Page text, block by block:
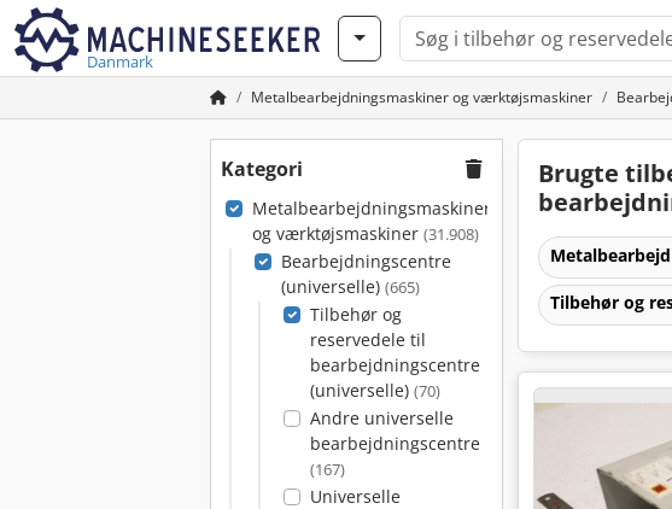
Danmark
Metalbearbejdningsmaskiner og værktøjsmaskiner
Kategori
Metalbearbejdningsmaskiner
og værktøjsmaskiner (31.908)
Bearbejdningscentre
(universelle) (665)
Tilbehør og
reservedele til
bearbejdningscentre
(universelle) (70)
Andre universelle
bearbejdningscentre
(167)
Universelle
Brugte
Tilbehør og